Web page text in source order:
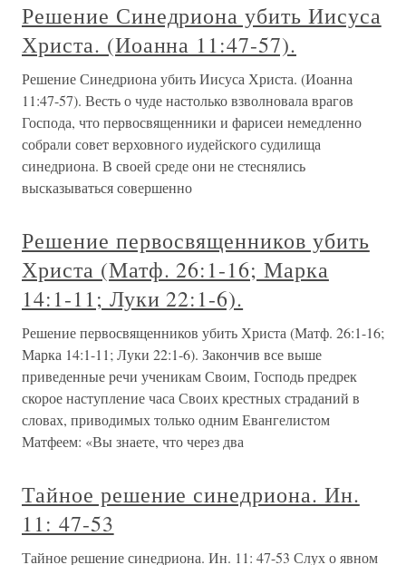
Решение Синедриона убить Иисуса
Христа. (Иоанна 11:47-57).
Решение Синедриона убить Иисуса Христа. (Иоанна
11:47-57). Весть о чуде настолько взволновала врагов
Господа, что первосвященники и фарисеи немедленно
собрали совет верховного иудейского судилища
синедриона. В своей среде они не стеснялись
высказываться совершенно
Решение первосвященников убить
Христа (Матф. 26:1-16; Марка
14:1-11; Луки 22:1-6).
Решение первосвященников убить Христа (Матф. 26:1-16;
Марка 14:1-11; Луки 22:1-6). Закончив все выше
приведенные речи ученикам Своим, Господь предрек
скорое наступление часа Своих крестных страданий в
словах, приводимых только одним Евангелистом
Матфеем: «Вы знаете, что через два
Тайное решение синедриона. Ин.
11: 47-53
Тайное решение синедриона. Ин. 11: 47-53 Слух о явном